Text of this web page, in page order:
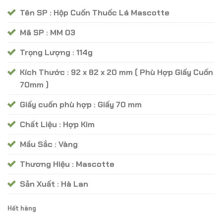
100.000 ₫.
Tên SP : Hộp Cuốn Thuốc Lá Mascotte
Mã SP : MM 03
Trọng Lượng : 114g
Kích Thước : 92 x 82 x 20 mm ( Phù Hợp Giấy Cuốn
70mm )
Giấy cuốn phù hợp : Giấy 70 mm
Chất Liệu : Hợp Kim
Mầu Sắc : Vàng
Thương Hiệu : Mascotte
Sản Xuất : Hà Lan
Hết hàng